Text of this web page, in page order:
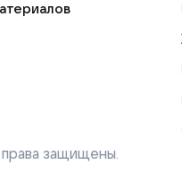
права защищены.